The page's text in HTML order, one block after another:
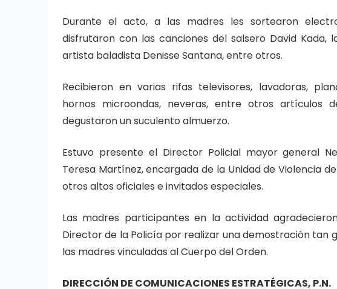
Durante el acto, a las madres les sortearon
disfrutaron con las canciones del salsero David Kada,
artista baladista Denisse Santana, entre otros.
Recibieron en varias rifas televisores, lavadoras,
hornos microondas, neveras, entre otros artículos
degustaron un suculento almuerzo.
Estuvo presente el Director Policial mayor general
Teresa Martínez, encargada de la Unidad de Violencia
otros altos oficiales e invitados especiales.
Las madres participantes en la actividad
Director de la Policía por realizar una demostración tan
las madres vinculadas al Cuerpo del Orden.
DIRECCIÓN DE COMUNICACIONES ESTRATÉGICAS, P.N.